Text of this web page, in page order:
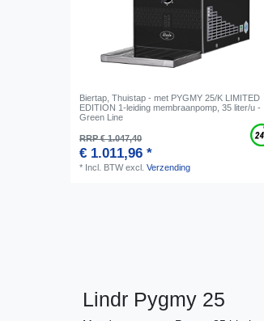
Biertap, Thuistap - met PYGMY 25/K LIMITED
EDITION 1-leiding membraanpomp, 35 liter/u -
Green Line
RRP € 1.047,40
€ 1.011,96 *
* Incl. BTWexcl.Verzending
Lindr Pygmy 25